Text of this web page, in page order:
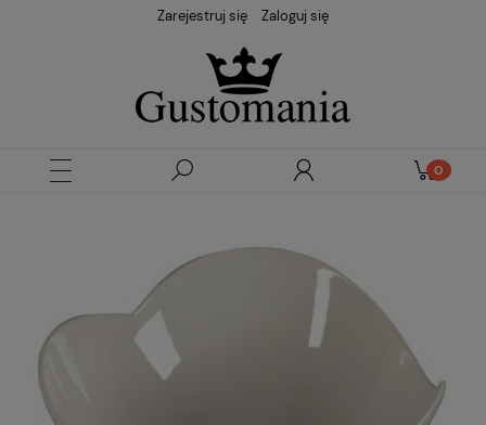
Zarejestruj się Zaloguj się